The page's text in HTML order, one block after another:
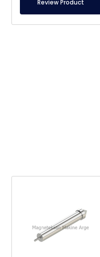
Review Product